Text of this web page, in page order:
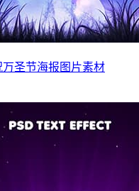
圣节海报图片素材